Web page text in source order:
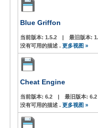
Blue Griffon
当前版本: 1.5.2 | 最旧版本:
没有可用的描述 . 更多视图 »
Cheat Engine
当前版本: 6.2 | 最旧版本: 6.2
没有可用的描述 . 更多视图 »